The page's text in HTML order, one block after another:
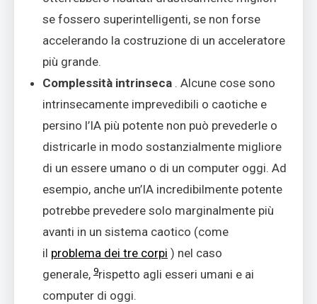
se fossero superintelligenti, se non forse
accelerando la costruzione di un acceleratore
più grande.
Complessità intrinseca . Alcune cose sono
intrinsecamente imprevedibili o caotiche e
persino l’IA più potente non può prevederle o
districarle in modo sostanzialmente migliore
di un essere umano o di un computer oggi. Ad
esempio, anche un’IA incredibilmente potente
potrebbe prevedere solo marginalmente più
avanti in un sistema caotico (come
il problema dei tre corpi ) nel caso
generale, 9rispetto agli esseri umani e ai
computer di oggi.